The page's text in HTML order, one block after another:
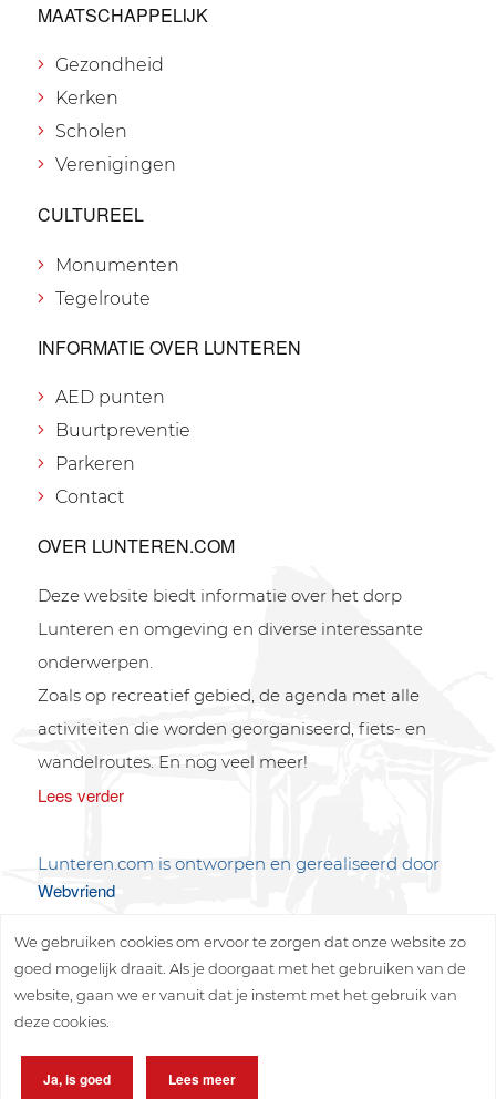
MAATSCHAPPELIJK
Gezondheid
Kerken
Scholen
Verenigingen
CULTUREEL
Monumenten
Tegelroute
INFORMATIE OVER LUNTEREN
AED punten
Buurtpreventie
Parkeren
Contact
OVER LUNTEREN.COM
Deze website biedt informatie over het dorp
Lunteren en omgeving en diverse interessante
onderwerpen.
Zoals op recreatief gebied, de agenda met alle
activiteiten die worden georganiseerd, fiets- en
wandelroutes. En nog veel meer!
Lees verder
Lunteren.com is ontworpen en gerealiseerd door
Webvriend
We gebruiken cookies om ervoor te zorgen dat onze website zo
goed mogelijk draait. Als je doorgaat met het gebruiken van de
website, gaan we er vanuit dat je instemt met het gebruik van
deze cookies.
Ja, is goed Lees meer